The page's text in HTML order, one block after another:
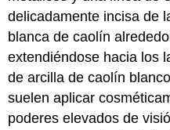
delicadamente incisa de
blanca de caolín
extendiéndose hacia los
de arcilla de caolín
suelen aplicar
poderes elevados de